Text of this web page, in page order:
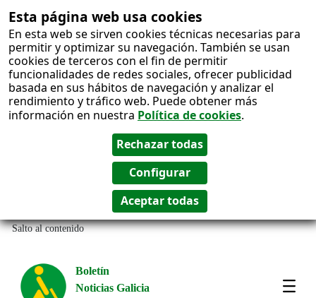
Esta página web usa cookies
En esta web se sirven cookies técnicas necesarias para
permitir y optimizar su navegación. También se usan
cookies de terceros con el fin de permitir
funcionalidades de redes sociales, ofrecer publicidad
basada en sus hábitos de navegación y analizar el
rendimiento y tráfico web. Puede obtener más
información en nuestra Política de cookies.
Salto al contenido
Boletín
Noticias Galicia